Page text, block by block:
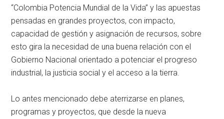
“Colombia Potencia Mundial de la Vida” y las apuestas
pensadas en grandes proyectos, con impacto,
capacidad de gestión y asignación de recursos, sobre
esto gira la necesidad de una buena relación con el
Gobierno Nacional orientado a potenciar el progreso
industrial, la justicia social y el acceso a la tierra.
Lo antes mencionado debe aterrizarse en planes,
programas y proyectos, que desde la nueva